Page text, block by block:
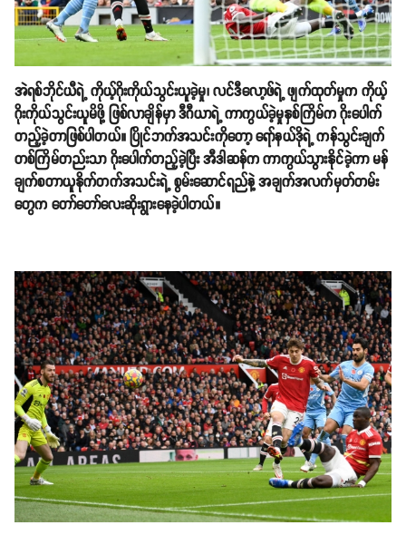
အဲရစ်ဘိုင်ယီရဲ့ ကိုယ့်ဂိုးကိုယ်သွင်းယူခဲ့မှု၊ လင်ဒီလော့ဖ်ရဲ့ ဖျက်ထုတ်မှုက ကိုယ့်
ဂိုးကိုယ်သွင်းယူမိဖို့ ဖြစ်လာချိန်မှာ ဒီဂီယာရဲ့ ကာကွယ်ခဲ့မှုနှစ်ကြိမ်က ဂိုးပေါက်
တည့်ခဲ့တာဖြစ်ပါတယ်။ ပြိုင်ဘက်အသင်းကိုတော့ ရော်နယ်ဒိုရဲ့ ကန်သွင်းချက်
တစ်ကြိမ်တည်းသာ ဂိုးပေါက်တည့်ခဲ့ပြီး အီဒါဆန်က ကာကွယ်သွားနိုင်ခဲ့ကာ မန်
ချက်စတာယူနိုက်တက်အသင်းရဲ့ စွမ်းဆောင်ရည်နဲ့ အချက်အလက်မှတ်တမ်း
တွေက တော်တော်လေးဆိုးရွားနေခဲ့ပါတယ်။